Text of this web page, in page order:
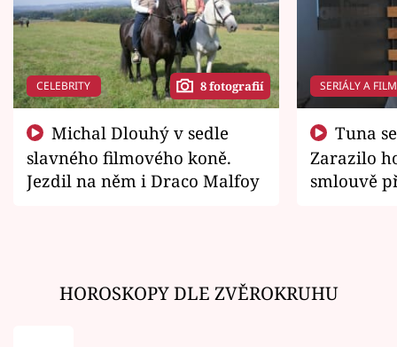
CELEBRITY 8 fotografií
slavného filmového koně.
Jezdil na něm i Draco Malfoy
SERIÁLY A
Zarazilo
smlouvě
HOROSKOPY DLE ZVĚROKRUHU